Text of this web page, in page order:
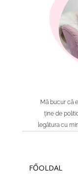
Mă bucur că
ține de
legătura cu
FŐOLDAL